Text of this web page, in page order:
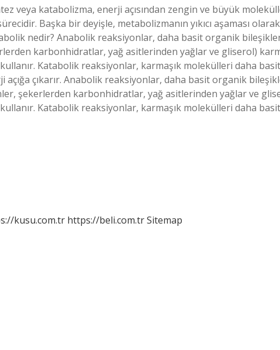
veya katabolizma, enerji açısından zengin ve büyük
Başka bir deyişle, metabolizmanın yıkıcı aşaması
nedir? Anabolik reaksiyonlar, daha basit organik
karbonhidratlar, yağ asitlerinden yağlar ve gliserol)
Katabolik reaksiyonlar, karmaşık molekülleri daha
açığa çıkarır. Anabolik reaksiyonlar, daha basit organik
şekerlerden karbonhidratlar, yağ asitlerinden yağlar ve
Katabolik reaksiyonlar, karmaşık molekülleri daha
kusu.com.tr https://beli.com.trSitemap